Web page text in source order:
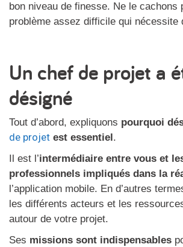
bon niveau de finesse. Ne le cachons
problème assez difficile qui nécessite
Un chef de projet a
désigné
Tout d’abord, expliquons pourquoi
de projet est essentiel.
Il est l’intermédiaire entre vous et
professionnels impliqués dans la
l’application mobile. En d’autres
les différents acteurs et les
autour de votre projet.
Ses missions sont indispensables